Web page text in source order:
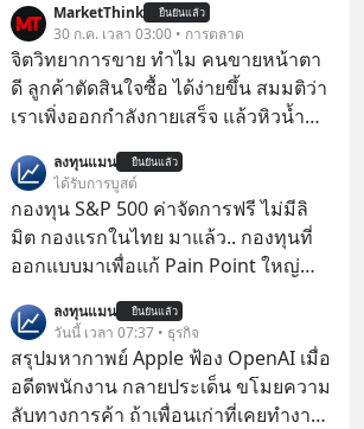
MarketThink ยืนยันแล้ว
30 ก.ค. เวลา 03:00 • การตลาด
จิตวิทยาการขาย ทำไม คนขายหน้าตา
ดี ลูกค้าตัดสินใจซื้อ ได้ง่ายขึ้น สมมติว่า
เราเพิ่งออกกำลังกายเสร็จ แล้วหิวน้ำ
ขายของเหมือนกันทุกอย่าง
ลงทุนแมน ยืนยันแล้ว
ได้รับการบูสต์
กองทุน S&P 500 ค่าจัดการฟรี ไม่มีลิ
มิต กองแรกในไทย มาแล้ว.. กองทุนที่
ออกแบบมาเพื่อแก้ Pain Point ใหญ่
ลงทุนแมน ยืนยันแล้ว
วันนี้ เวลา 07:37 • ธุรกิจ
สรุปมหากาพย์ Apple ฟ้อง OpenAI เมื่อ
อดีตพนักงาน กลายประเด็น ขโมยความ
ลับทางการค้า ถ้าเพื่อนเก่าที่เคยทำงาน